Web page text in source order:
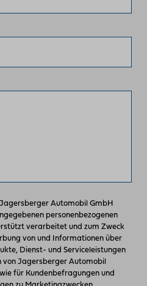
Automobil GmbH
personenbezogenen
verarbeitet und zum Zweck
von und Informationen über
Dienst- und Serviceleistungen
von Jagersberger Automobil
für Kundenbefragungen und